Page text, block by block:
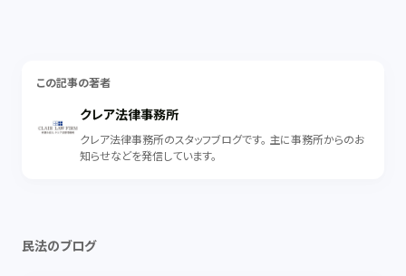
この記事の著者
クレア法律事務所
クレア法律事務所のスタッフブログです。 主に事務所からのお
知らせなどを発信しています。
民法のブログ